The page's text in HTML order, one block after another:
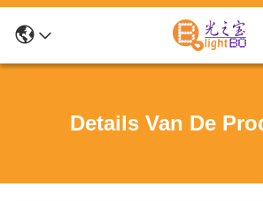
Details Van De